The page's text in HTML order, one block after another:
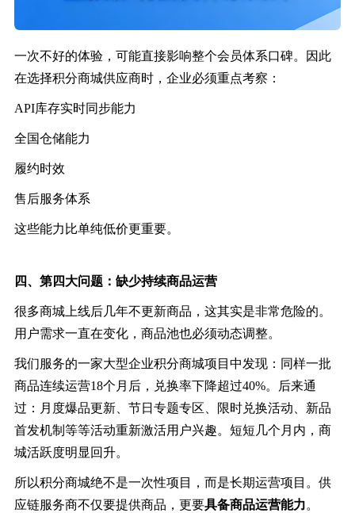
一次不好的体验，可能直接影响整个会员体系口碑。因此
在选择积分商城供应商时，企业必须重点考察：
API库存实时同步能力
全国仓储能力
履约时效
售后服务体系
这些能力比单纯低价更重要。
四、 第四大问题： 缺少持续商品运营
很多商城上线后几年不更新商品，这其实是非常危险的。
用户需求一直在变化，商品池也必须动态调整。
我们服务的一家大型企业积分商城项目中发现：同样一批
商品连续运营18个月后，兑换率下降超过40%。后来通
过：月度爆品更新、节日专题专区、限时兑换活动、新品
首发机制等等活动重新激活用户兴趣。短短几个月内，商
城活跃度明显回升。
所以积分商城绝不是一次性项目，而是长期运营项目。供
应链服务商不仅要提供商品，更要具备商品运营能力。